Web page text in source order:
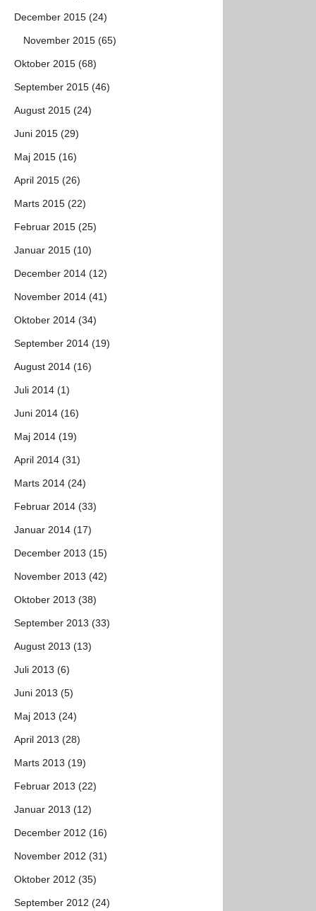
December 2015 (24)
November 2015 (65)
Oktober 2015 (68)
September 2015 (46)
August 2015 (24)
Juni 2015 (29)
Maj 2015 (16)
April 2015 (26)
Marts 2015 (22)
Februar 2015 (25)
Januar 2015 (10)
December 2014 (12)
November 2014 (41)
Oktober 2014 (34)
September 2014 (19)
August 2014 (16)
Juli 2014 (1)
Juni 2014 (16)
Maj 2014 (19)
April 2014 (31)
Marts 2014 (24)
Februar 2014 (33)
Januar 2014 (17)
December 2013 (15)
November 2013 (42)
Oktober 2013 (38)
September 2013 (33)
August 2013 (13)
Juli 2013 (6)
Juni 2013 (5)
Maj 2013 (24)
April 2013 (28)
Marts 2013 (19)
Februar 2013 (22)
Januar 2013 (12)
December 2012 (16)
November 2012 (31)
Oktober 2012 (35)
September 2012 (24)